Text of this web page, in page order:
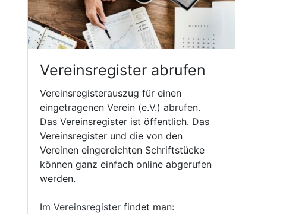
Vereinsregister abrufen
Vereinsregisterauszug für einen
eingetragenen Verein (e.V.) abrufen.
Das Vereinsregister ist öffentlich. Das
Vereinsregister und die von den
Vereinen eingereichten Schriftstücke
können ganz einfach online abgerufen
werden.
Im Vereinsregister findet man: